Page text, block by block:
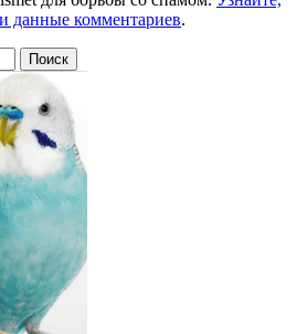
данные комментариев.